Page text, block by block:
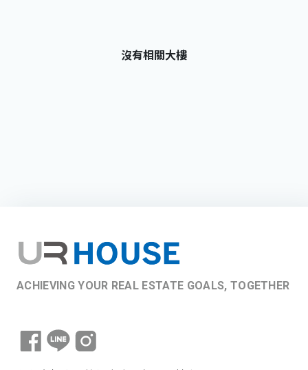
沒有相關大樓
ACHIEVING YOUR REAL ESTATE GOALS, TOGETHER